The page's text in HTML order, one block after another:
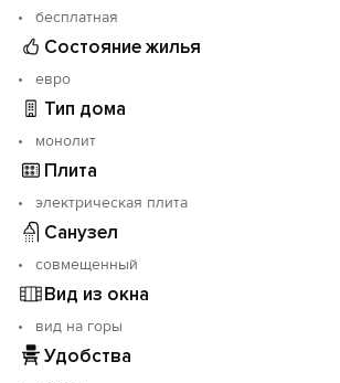
бесплатная
Состояние жилья
евро
Тип дома
монолит
Плита
электрическая плита
Санузел
совмещенный
Вид из окна
вид на горы
Удобства